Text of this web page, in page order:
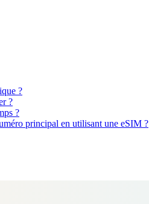
?
?
?
principal en utilisant une eSIM ?